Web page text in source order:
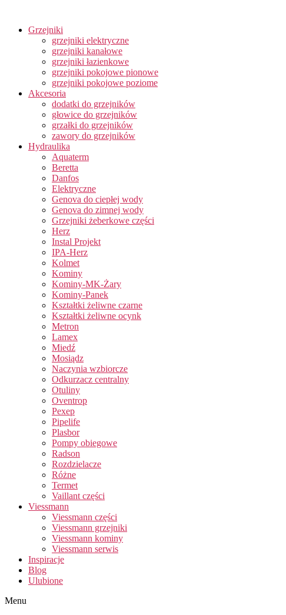
Grzejniki
grzejniki elektryczne
grzejniki kanałowe
grzejniki łazienkowe
grzejniki pokojowe pionowe
grzejniki pokojowe poziome
Akcesoria
dodatki do grzejników
głowice do grzejników
grzałki do grzejników
zawory do grzejników
Hydraulika
Aquaterm
Beretta
Danfos
Elektryczne
Genova do ciepłej wody
Genova do zimnej wody
Grzejniki żeberkowe części
Herz
Instal Projekt
IPA-Herz
Kolmet
Kominy
Kominy-MK-Żary
Kominy-Panek
Kształtki żeliwne czarne
Kształtki żeliwne ocynk
Metron
Lamex
Miedź
Mosiądz
Naczynia wzbiorcze
Odkurzacz centralny
Otuliny
Oventrop
Pexep
Pipelife
Plasbor
Pompy obiegowe
Radson
Rozdzielacze
Różne
Termet
Vaillant części
Viessmann
Viessmann części
Viessmann grzejniki
Viessmann kominy
Viessmann serwis
Inspiracje
Blog
Ulubione
Menu